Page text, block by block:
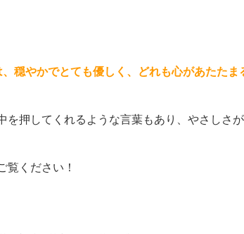
穏やかでとても優しく、どれも心があたたま
を押してくれるような言葉もあり、やさしさ
覧ください！